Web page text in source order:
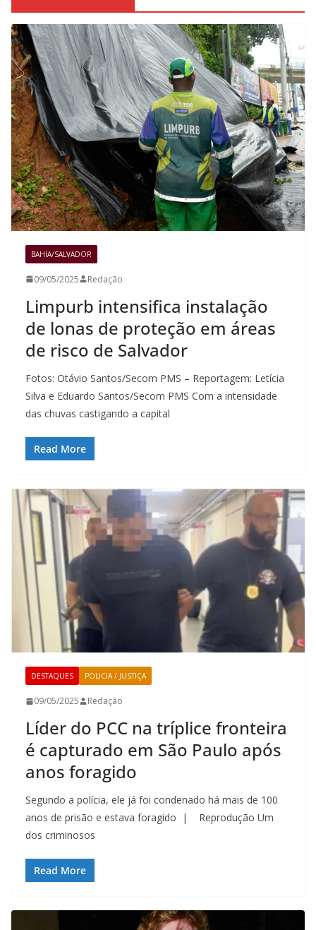
BAHIA/SALVADOR
09/05/2025 Redação
Limpurb intensifica instalação
de lonas de proteção em áreas
de risco de Salvador
Fotos: Otávio Santos/Secom PMS – Reportagem: Letícia
Silva e Eduardo Santos/Secom PMS Com a intensidade
das chuvas castigando a capital
Read More
DESTAQUES POLICIA / JUSTIÇA
09/05/2025 Redação
Líder do PCC na tríplice fronteira
é capturado em São Paulo após
anos foragido
Segundo a polícia, ele já foi condenado há mais de 100
anos de prisão e estava foragido | Reprodução Um
dos criminosos
Read More